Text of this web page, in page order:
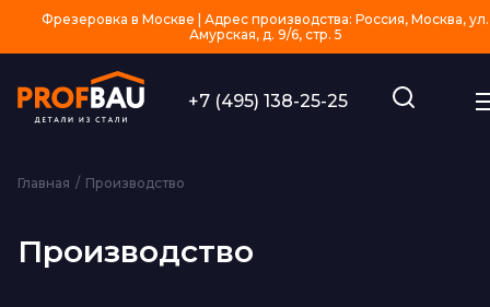
Фрезеровка в Москве | Адрес производства: Россия, Москва, ул.
Амурская, д. 9/6, стр. 5
+7 (495) 138-25-25
Главная Производство
Производство